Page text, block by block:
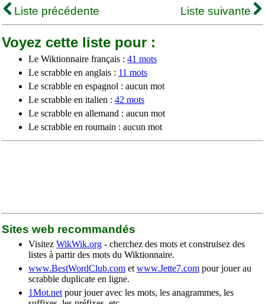
Liste précédente
Liste suivante
Voyez cette liste pour :
Le Wiktionnaire français : 41 mots
Le scrabble en anglais : 11 mots
Le scrabble en espagnol : aucun mot
Le scrabble en italien : 42 mots
Le scrabble en allemand : aucun mot
Le scrabble en roumain : aucun mot
Sites web recommandés
Visitez WikWik.org - cherchez des mots et construisez des
listes à partir des mots du Wiktionnaire.
www.BestWordClub.com et www.Jette7.com pour jouer au
scrabble duplicate en ligne.
1Mot.net pour jouer avec les mots, les anagrammes, les